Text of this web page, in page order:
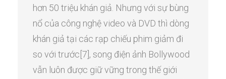
hơn 50 triệu khán giả. Nhưng với sự bùng
nổ của công nghệ video và DVD thì dòng
khán giả tại các rạp chiếu phim giảm đi
so với trước[7], song điện ảnh Bollywood
vẫn luôn được giữ vững trong thế giới